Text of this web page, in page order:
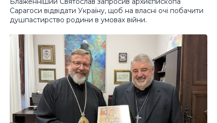
Сарагоси відвідати Україну, щоб на власні очі побачити
душпастирство родини в умовах війни.